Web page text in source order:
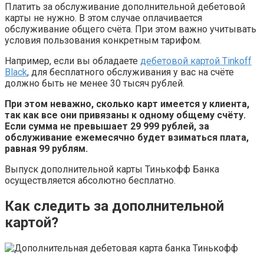
Платить за обслуживание дополнительной дебетовой
карты не нужно. В этом случае оплачивается
обслуживание общего счёта. При этом важно учитывать
условия пользования конкретным тарифом.
Например, если вы обладаете дебетовой картой Tinkoff
Black, для бесплатного обслуживания у вас на счёте
должно быть не менее 30 тысяч рублей.
При этом неважно, сколько карт имеется у клиента,
так как все они привязаны к одному общему счёту.
Если сумма не превышает 29 999 рублей, за
обслуживание ежемесячно будет взиматься плата,
равная 99 рублям.
Выпуск дополнительной карты Тинькофф Банка
осуществляется абсолютно бесплатно.
Как следить за дополнительной
картой?